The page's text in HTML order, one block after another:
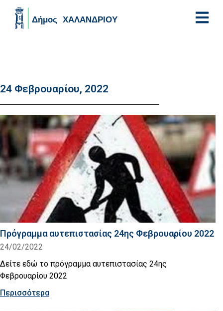
24 Φεβρουαρίου, 2022
Πρόγραμμα αυτεπιστασίας 24ης Φεβρουαρίου 2022
24/02/2022
Δείτε εδώ το πρόγραμμα αυτεπιστασίας 24ης
Φεβρουαρίου 2022
Περισσότερα